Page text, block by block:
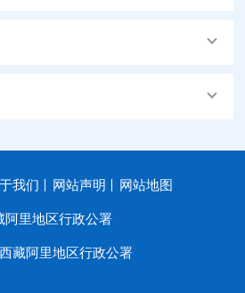
我们 网站声明 网站地图
阿里地区行政公署
藏阿里地区行政公署